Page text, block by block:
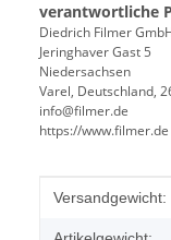
verantwortliche
Diedrich Filmer
Jeringhaver Gast 5
Niedersachsen
Varel, Deutschland,
info@filmer.de
https://www.filmer.de
Wert
Versandgewicht: